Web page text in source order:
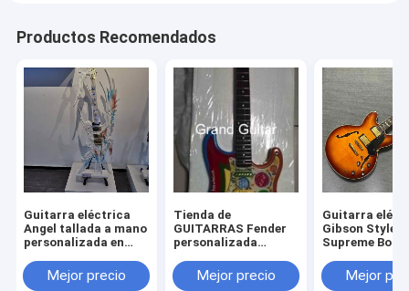
Productos Recomendados
Guitarra eléctrica
Angel tallada a mano
personalizada en
LED, SOLO UNA EN
STOCK
Mejor precio
Tienda de
GUITARRAS Fender
personalizada
Rocky Masterbuilt
P.Waller Guitarra
Mejor precio
Guitarra
Gibson Style
Supreme
cuerpo
Jazz
Mejor